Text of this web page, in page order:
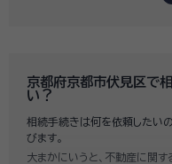
せると100万円近くかそれ以
常に高額になります。
もりをお出ししております。
み依頼することも可能ですので
京都府京都市伏見区で
い？
相続手続きは何を依頼したい
びます。
大まかにいうと、不動産に関